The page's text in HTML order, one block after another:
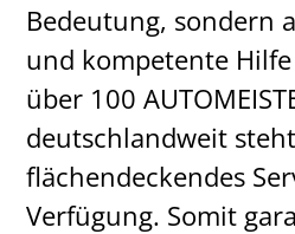
Bedeutung, sondern
und kompetente
über 100
deutschlandweit
flächendeckendes
Verfügung. Somit